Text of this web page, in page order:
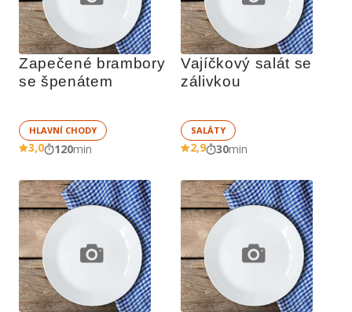
Zapečené brambory
se špenátem
HLAVNÍ CHODY
3,0 120min
Vajíčkový salát se
zálivkou
SALÁTY
2,9 30min